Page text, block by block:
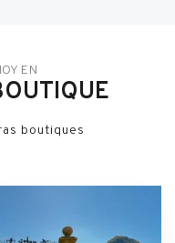
EN
boutiques